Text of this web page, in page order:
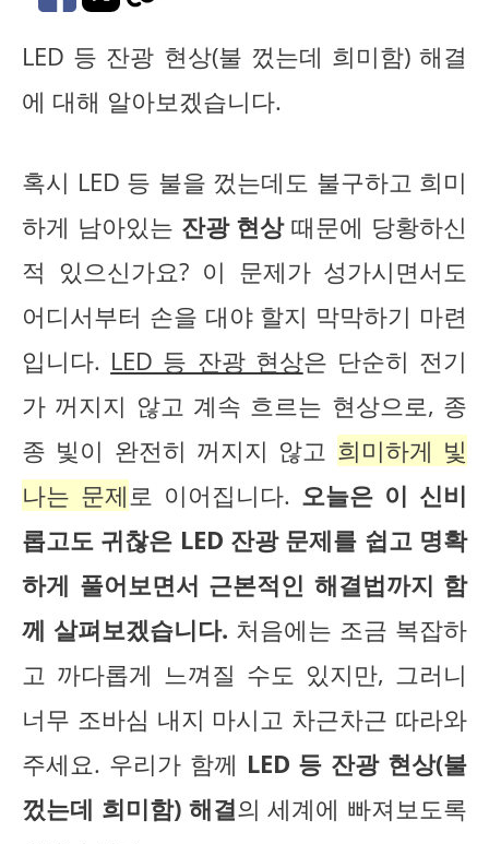
LED 등 잔광 현상(불 껐는데 희미함) 해결
에 대해 알아보겠습니다.
혹시 LED 등 불을 껐는데도 불구하고 희미
하게 남아있는 잔광 현상때문에 당황하신
적 있으신가요? 이 문제가 성가시면서도
어디서부터 손을 대야 할지 막막하기 마련
입니다. LED 등 잔광 현상은 단순히 전기
가 꺼지지 않고 계속 흐르는 현상으로, 종
종 빛이 완전히 꺼지지 않고 희미하게 빛
나는 문제 로 이어집니다. 오늘은 이 신비
롭고도 귀찮은 LED 잔광 문제를 쉽고 명확
하게 풀어보면서 근본적인 해결법까지 함
께 살펴보겠습니다. 처음에는 조금 복잡하
고 까다롭게 느껴질 수도 있지만, 그러니
너무 조바심 내지 마시고 차근차근 따라와
주세요. 우리가 함께 LED 등 잔광 현상(불
껐는데 희미함) 해결의 세계에 빠져보도록